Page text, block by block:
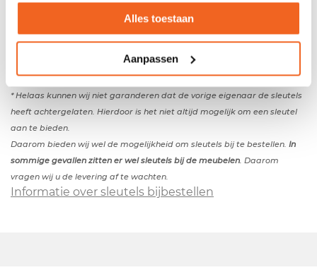
Alles toestaan
Aanpassen
Kleuren
- Kleur ombouw: aluminium - Kleur roldeur:
aluminium
- Breedte: 120 cm - Diepte: 43 cm - Hoogte: 200cm
Rechter zijpaneel van de kast is licht verbogen
* Helaas kunnen wij niet garanderen dat de vorige eigenaar de sleutels
heeft achtergelaten. Hierdoor is het niet altijd mogelijk om een sleutel
aan te bieden.
Daarom bieden wij wel de mogelijkheid om sleutels bij te bestellen. In
sommige gevallen zitten er wel sleutels bij de meubelen . Daarom
vragen wij u de levering af te wachten.
Informatie over sleutels bijbestellen